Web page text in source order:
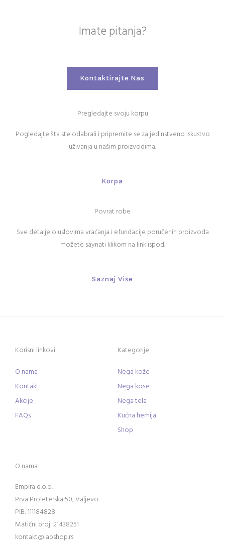
Imate pitanja?
Kontaktirajte Nas
Pregledajte svoju korpu
Pogledajte šta ste odabrali i pripremite se za jedinstveno iskustvo
uživanja u našim proizvodima.
Korpa
Povrat robe
Sve detalje o uslovima vraćanja i efundacije poručenih proizvoda
možete saynati klikom na link ispod.
Saznaj Više
Korisni linkovi
O nama
Kontakt
Akcije
FAQs
Kategorije
Nega kože
Nega kose
Nega tela
Kućna hemija
Shop
O nama
Empira d.o.o.
Prva Proleterska 50, Valjevo
PIB: 111184828
Matični broj: 21438251
kontakt@labshop.rs